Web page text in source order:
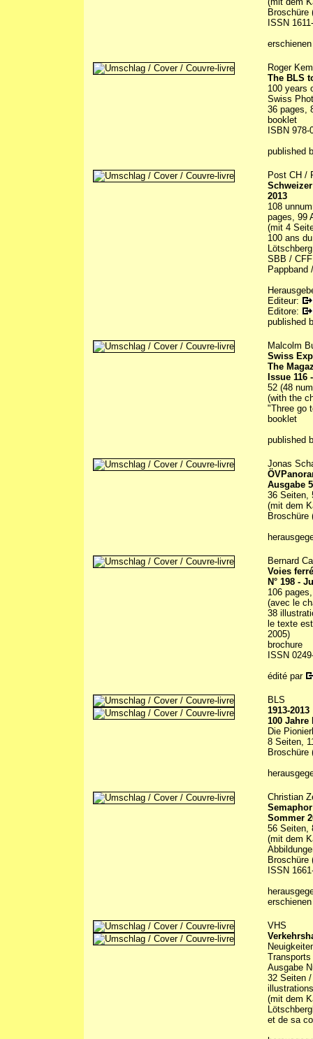
Broschüre
ISSN
Roger
The BLS
100 years
Swiss
36 pages,
booklet
ISBN 978-
published
Post CH /
2013
108
pages, 99
(mit 4
100 ans
SBB /
Pappband
Editeur:
Editore:
published
Malcolm
Swiss
The
Issue 116
52 (48
(with the
"Three go
booklet
published
Jonas
Ausgabe
36 Seiten,
(mit dem
Broschüre
Bernard
Voies
N° 198 -
106
(avec le
38
le texte
2005)
brochure
ISSN
édité par
BLS
1913-2013
100 Jahre
Die
8 Seiten,
Broschüre
Christian
Sommer
56 Seiten,
(mit dem
Broschüre
ISSN
VHS
Transports
Ausgabe
32 Seiten
(mit dem
et de sa